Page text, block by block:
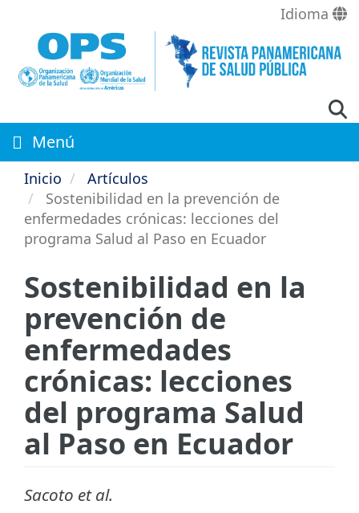
contenido
principal
Idioma
Menú
Inicio
Artículos
Sostenibilidad en la prevención de
enfermedades crónicas: lecciones del
programa Salud al Paso en Ecuador
Sostenibilidad en la
prevención de
enfermedades
crónicas: lecciones
del programa Salud
al Paso en Ecuador
Sacoto et al.